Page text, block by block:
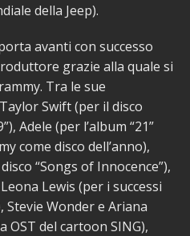
della Jeep).
avanti con successo
grazie alla quale si
Tra le sue
Swift (per il disco
Adele (per l’album “21”
come disco dell’anno),
“Songs of Innocence”),
Lewis (per i successi
Stevie Wonder e Ariana
OST del cartoon SING),